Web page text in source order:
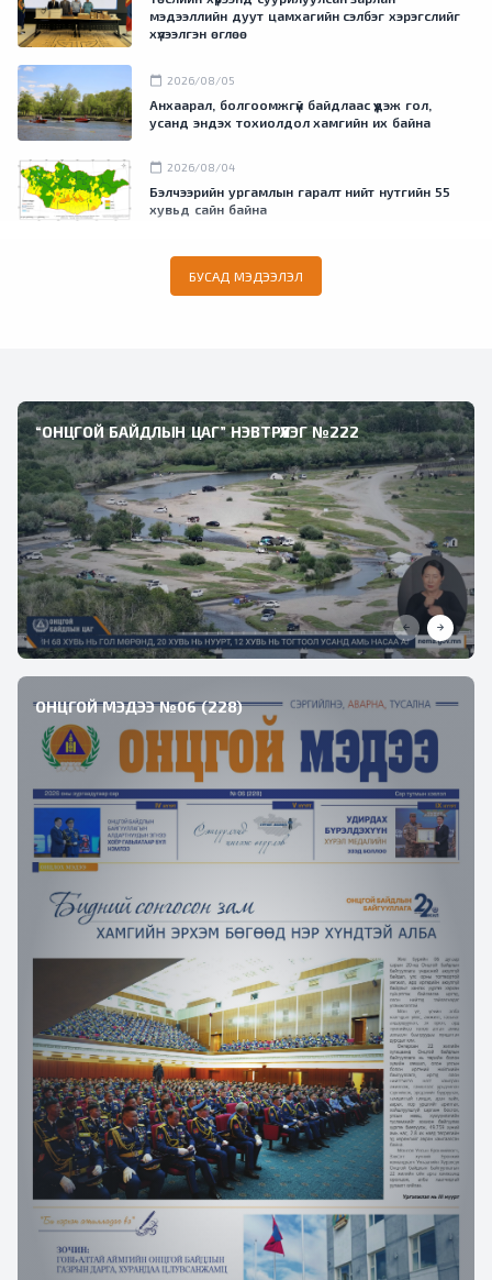
мэдээллийн дуут цамхагийн сэлбэг хэрэгслийг
хүлээлгэн өглөө
calendar_today 2026/08/05
Анхаарал, болгоомжгүй байдлаас үүдэж гол,
усанд эндэх тохиолдол хамгийн их байна
calendar_today 2026/08/04
Бэлчээрийн ургамлын гаралт нийт нутгийн 55
хувьд сайн байна
БУСАД МЭДЭЭЛЭЛ
“ОНЦГОЙ БАЙДЛЫН ЦАГ” НЭВТРҮҮЛЭГ №222
ОНЦГОЙ МЭДЭЭ №06 (228)